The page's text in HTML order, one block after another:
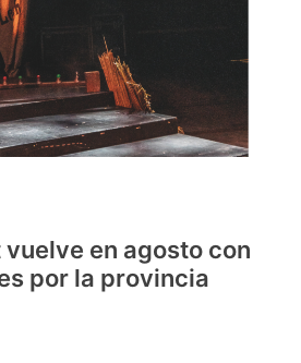
vuelve en agosto con
por la provincia